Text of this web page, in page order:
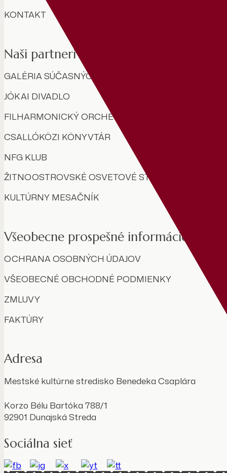
KONTAKT
Naši partneri
GALÉRIA SÚČASNÝCH MAĎARSKÝCH UMELCOV
JÓKAI DIVADLO
FILHARMONICKÝ ORCHESTER GYŐR
CSALLÓKÖZI KÖNYVTÁR
NFG KLUB
ŽITNOOSTROVSKÉ OSVETOVÉ STREDISKO
KULTÚRNY MESAČNÍK
Všeobecne prospešné informácie
OCHRANA OSOBNÝCH ÚDAJOV
VŠEOBECNÉ OBCHODNÉ PODMIENKY
ZMLUVY
FAKTÚRY
Adresa
Mestské kultúrne stredisko Benedeka Csaplára
Korzo Bélu Bartóka 788/1
92901 Dunajská Streda
Sociálna sieť